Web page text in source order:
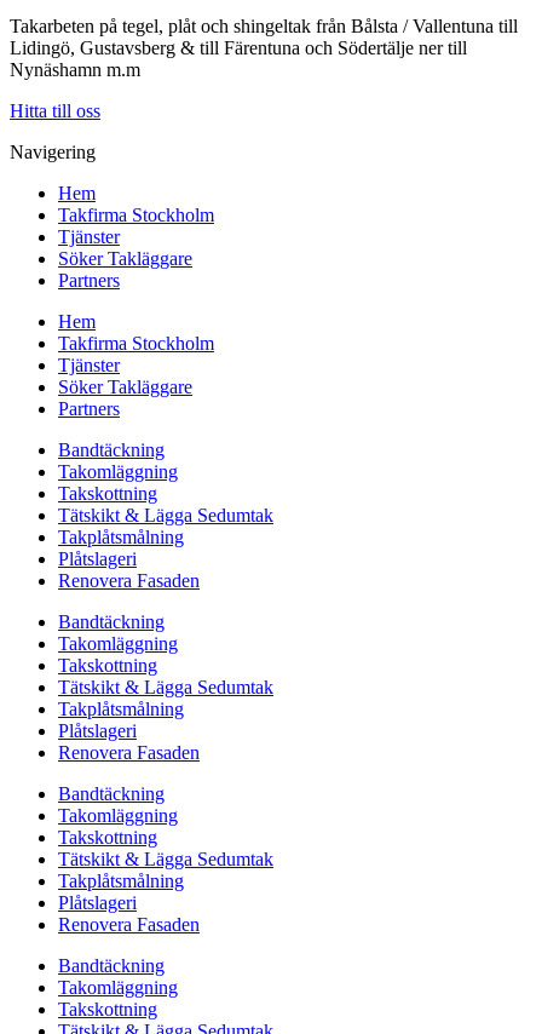
Takarbeten på tegel, plåt och shingeltak från Bålsta / Vallentuna till
Lidingö, Gustavsberg & till Färentuna och Södertälje ner till
Nynäshamn m.m
Hitta till oss
Navigering
Hem
Takfirma Stockholm
Tjänster
Söker Takläggare
Partners
Hem
Takfirma Stockholm
Tjänster
Söker Takläggare
Partners
Bandtäckning
Takomläggning
Takskottning
Tätskikt & Lägga Sedumtak
Takplåtsmålning
Plåtslageri
Renovera Fasaden
Bandtäckning
Takomläggning
Takskottning
Tätskikt & Lägga Sedumtak
Takplåtsmålning
Plåtslageri
Renovera Fasaden
Bandtäckning
Takomläggning
Takskottning
Tätskikt & Lägga Sedumtak
Takplåtsmålning
Plåtslageri
Renovera Fasaden
Bandtäckning
Takomläggning
Takskottning